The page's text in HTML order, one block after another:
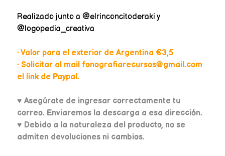
Realizado junto a @elrinconcitoderaki y
@logopedia_creativa
• Valor para el exterior de Argentina €3,5
• Solicitar al mail fonografiarecursos@gmail.com
el link de Paypal.
♥ Asegúrate de ingresar correctamente tu
correo. Enviaremos la descarga a esa dirección.
♥ Debido a la naturaleza del producto, no se
admiten devoluciones ni cambios.